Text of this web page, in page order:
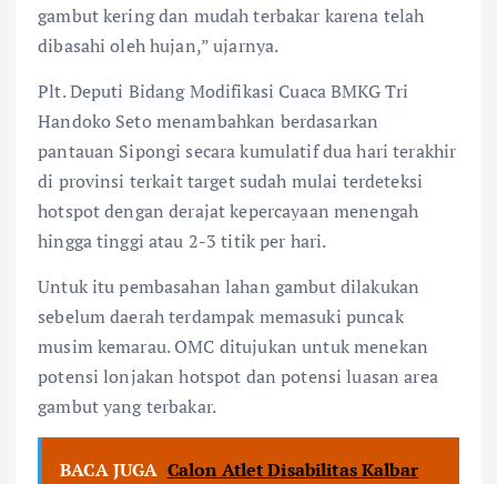
gambut kering dan mudah terbakar karena telah
dibasahi oleh hujan,” ujarnya.
Plt. Deputi Bidang Modifikasi Cuaca BMKG Tri
Handoko Seto menambahkan berdasarkan
pantauan Sipongi secara kumulatif dua hari terakhir
di provinsi terkait target sudah mulai terdeteksi
hotspot dengan derajat kepercayaan menengah
hingga tinggi atau 2-3 titik per hari.
Untuk itu pembasahan lahan gambut dilakukan
sebelum daerah terdampak memasuki puncak
musim kemarau. OMC ditujukan untuk menekan
potensi lonjakan hotspot dan potensi luasan area
gambut yang terbakar.
BACA JUGA Calon Atlet Disabilitas Kalbar